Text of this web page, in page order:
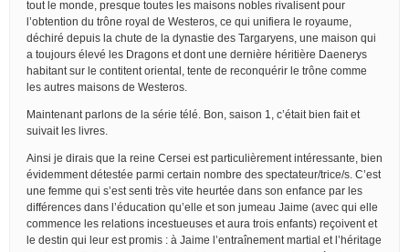
tout le monde, presque toutes les maisons nobles rivalisent pour
l’obtention du trône royal de Westeros, ce qui unifiera le royaume,
déchiré depuis la chute de la dynastie des Targaryens, une maison qui
a toujours élevé les Dragons et dont une dernière héritière Daenerys
habitant sur le contitent oriental, tente de reconquérir le trône comme
les autres maisons de Westeros.
Maintenant parlons de la série télé. Bon, saison 1, c’était bien fait et
suivait les livres.
Ainsi je dirais que la reine Cersei est particulièrement intéressante, bien
évidemment détestée parmi certain nombre des spectateur/trice/s. C’est
une femme qui s’est senti très vite heurtée dans son enfance par les
différences dans l’éducation qu’elle et son jumeau Jaime (avec qui elle
commence les relations incestueuses et aura trois enfants) reçoivent et
le destin qui leur est promis : à Jaime l’entraînement martial et l’héritage